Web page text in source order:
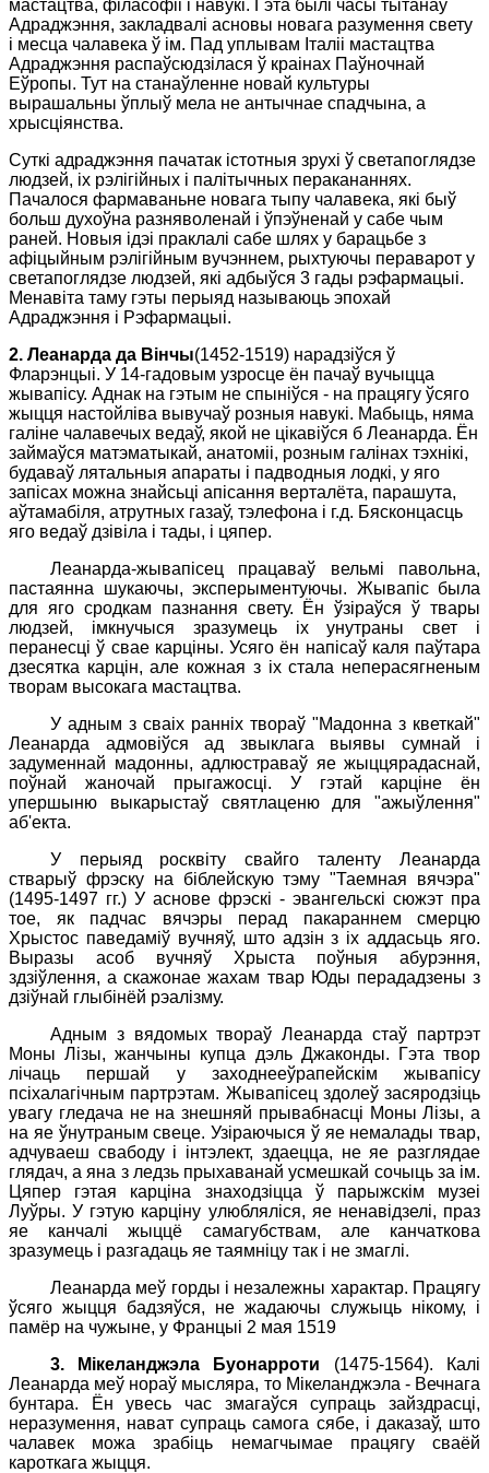
мастацтва, філасофіі і навукі. Гэта былі часы тытанаў
Адраджэння, закладвалі асновы новага разумення свету
і месца чалавека ў ім. Пад уплывам Італіі мастацтва
Адраджэння распаўсюдзілася ў краінах Паўночнай
Еўропы. Тут на станаўленне новай культуры
вырашальны ўплыў мела не антычнае спадчына, а
хрысціянства.
Суткі адраджэння пачатак істотныя зрухі ў светапоглядзе
людзей, іх рэлігійных і палітычных перакананнях.
Пачалося фармаваньне новага тыпу чалавека, які быў
больш духоўна разняволенай і ўпэўненай у сабе чым
раней. Новыя ідэі праклалі сабе шлях у барацьбе з
афіцыйным рэлігійным вучэннем, рыхтуючы пераварот у
светапоглядзе людзей, які адбыўся 3 гады рэфармацыі.
Менавіта таму гэты перыяд называюць эпохай
Адраджэння і Рэфармацыі.
2. Леанарда да Вінчы(1452-1519) нарадзіўся ў
Фларэнцыі. У 14-гадовым узросце ён пачаў вучыцца
жывапісу. Аднак на гэтым не спыніўся - на працягу ўсяго
жыцця настойліва вывучаў розныя навукі. Мабыць, няма
галіне чалавечых ведаў, якой не цікавіўся б Леанарда. Ён
займаўся матэматыкай, анатоміі, розным галінах тэхнікі,
будаваў лятальныя апараты і падводныя лодкі, у яго
запісах можна знайсьці апісання верталёта, парашута,
аўтамабіля, атрутных газаў, тэлефона і г.д. Бясконцасць
яго ведаў дзівіла і тады, і цяпер.
Леанарда-жывапісец працаваў вельмі павольна,
пастаянна шукаючы, эксперыментуючы. Жывапіс была
для яго сродкам пазнання свету. Ён ўзіраўся ў твары
людзей, імкнучыся зразумець іх унутраны свет і
перанесці ў свае карціны. Усяго ён напісаў каля паўтара
дзесятка карцін, але кожная з іх стала неперасягненым
творам высокага мастацтва.
У адным з сваіх ранніх твораў "Мадонна з кветкай"
Леанарда адмовіўся ад звыклага выявы сумнай і
задуменнай мадонны, адлюстраваў яе жыццярадаснай,
поўнай жаночай прыгажосці. У гэтай карціне ён
упершыню выкарыстаў святлаценю для "ажыўлення"
аб'екта.
У перыяд росквіту свайго таленту Леанарда
стварыў фрэску на біблейскую тэму "Таемная вячэра"
(1495-1497 гг.) У аснове фрэскі - эвангельскі сюжэт пра
тое, як падчас вячэры перад пакараннем смерцю
Хрыстос паведаміў вучняў, што адзін з іх аддасьць яго.
Выразы асоб вучняў Хрыста поўныя абурэння,
здзіўлення, а скажонае жахам твар Юды перададзены з
дзіўнай глыбінёй рэалізму.
Адным з вядомых твораў Леанарда стаў партрэт
Моны Лізы, жанчыны купца дэль Джаконды. Гэта твор
лічаць першай у заходнееўрапейскім жывапісу
псіхалагічным партрэтам. Жывапісец здолеў засяродзіць
увагу гледача не на знешняй прывабнасці Моны Лізы, а
на яе ўнутраным свеце. Узіраючыся ў яе немалады твар,
адчуваеш свабоду і інтэлект, здаецца, не яе разглядае
глядач, а яна з ледзь прыхаванай усмешкай сочыць за ім.
Цяпер гэтая карціна знаходзіцца ў парыжскім музеі
Луўры. У гэтую карціну улюбляліся, яе ненавідзелі, праз
яе канчалі жыццё самагубствам, але канчаткова
зразумець і разгадаць яе таямніцу так і не змаглі.
Леанарда меў горды і незалежны характар. Працягу
ўсяго жыцця бадзяўся, не жадаючы служыць нікому, і
памёр на чужыне, у Францыі 2 мая 1519
3. Мікеланджэла Буонарроти (1475-1564). Калі
Леанарда меў нораў мысляра, то Мікеланджэла - Вечнага
бунтара. Ён увесь час змагаўся супраць зайздрасці,
неразумення, нават супраць самога сябе, і даказаў, што
чалавек можа зрабіць немагчымае працягу сваёй
кароткага жыцця.